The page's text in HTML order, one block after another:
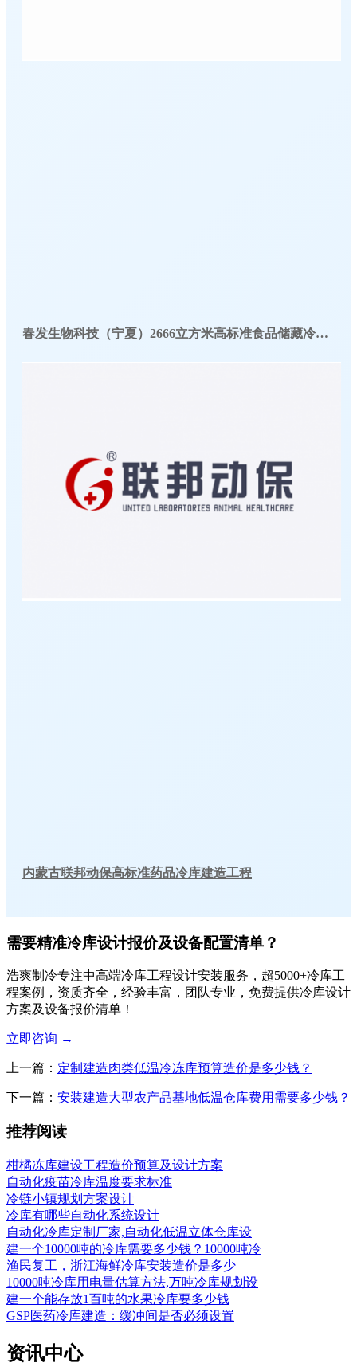
春发生物科技（宁夏）2666立方米高标准食品储藏冷库工程案例
内蒙古联邦动保高标准药品冷库建造工程
需要精准冷库设计报价及设备配置清单？
浩爽制冷专注中高端冷库工程设计安装服务，超5000+冷库工
程案例，资质齐全，经验丰富，团队专业，免费提供冷库设计
方案及设备报价清单！
立即咨询 →
上一篇： 定制建造肉类低温冷冻库预算造价是多少钱？
下一篇： 安装建造大型农产品基地低温仓库费用需要多少钱？
推荐阅读
柑橘冻库建设工程造价预算及设计方案
自动化疫苗冷库温度要求标准
冷链小镇规划方案设计
冷库有哪些自动化系统设计
自动化冷库定制厂家,自动化低温立体仓库设
建一个10000吨的冷库需要多少钱？10000吨冷
渔民复工，浙江海鲜冷库安装造价是多少
10000吨冷库用电量估算方法,万吨冷库规划设
建一个能存放1百吨的水果冷库要多少钱
GSP医药冷库建造：缓冲间是否必须设置​
资讯中心